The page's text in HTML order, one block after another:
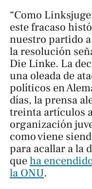
“Como
este fracaso
nuestro partido
la resolución
Die Linke. La
una oleada de
políticos en
días, la prensa
treinta artículos
organización
como viene
para acallar a la
queha
la ONU.